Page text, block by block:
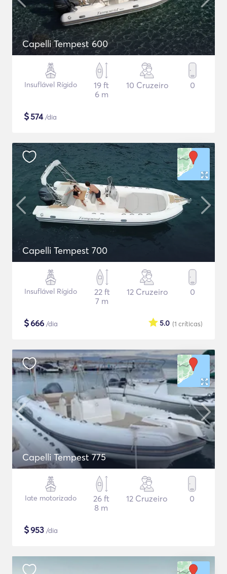
Capelli Tempest 600
Insuflável Rígido
19 ft
6 m
10 Cruzeiro 0
$574/dia
Capelli Tempest 700
Insuflável Rígido
22 ft
7 m
12 Cruzeiro 0
$666 /dia (1 críticas)
5.0
Capelli Tempest 775
Iate motorizado
26 ft
8 m
12 Cruzeiro 0
$953 /dia